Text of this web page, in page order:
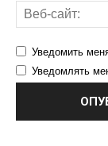
Уведомить
Уведомлять